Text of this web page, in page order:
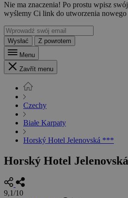
Nie ma znaczenia! Po prostu wpisz
wyślemy Ci link do utworzenia nowego
Wysłać
Z powrotem
Menu
Zavřít menu
Czechy
Białe Karpaty
Horský Hotel Jelenovská ***
Horský Hotel
9,1/10